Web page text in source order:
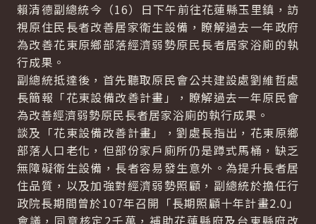
賴清德副總統今（16）日下午前往花蓮縣玉里鎮，訪
視原住民長者改善居家衛生設備，瞭解過去一年政府
為改善花東原鄉部落經濟弱勢原民長者居家浴廁的執
行成果。
副總統抵達後，首先聽取原民會公共建設處劉維哲處
長簡報「花東設備改善計畫」，瞭解過去一年原民會
為改善經濟弱勢原民長者居家浴廁的執行成果。
談及「花東設備改善計畫」，劉處長指出，花東原鄉
部落人口老化，但部份家戶廁所仍是蹲式馬桶，缺乏
無障礙衛生設備，長者容易發生意外。為提升長者居
住品質，以及加強對經濟弱勢照顧，副總統於擔任行
政院長期間曾於107年召開「長期照顧十年計畫2.0」
會議，同意核定2千萬，補助花蓮縣府及台東縣府改